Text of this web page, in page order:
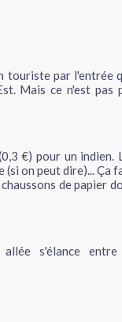
touriste par l'entrée
Mais ce n'est pas
€) pour un indien.
on peut dire)... Ça
de papier
s'élance